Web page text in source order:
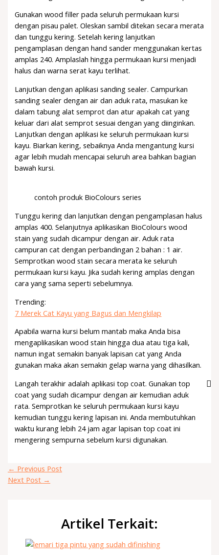
Gunakan wood filler pada seluruh permukaan kursi
dengan pisau palet. Oleskan sambil ditekan secara merata
dan tunggu kering. Setelah kering lanjutkan
pengamplasan dengan hand sander menggunakan kertas
amplas 240. Amplaslah hingga permukaan kursi menjadi
halus dan warna serat kayu terlihat.
Lanjutkan dengan aplikasi sanding sealer. Campurkan
sanding sealer dengan air dan aduk rata, masukan ke
dalam tabung alat semprot dan atur apakah cat yang
keluar dari alat semprot sesuai dengan yang diinginkan.
Lanjutkan dengan aplikasi ke seluruh permukaan kursi
kayu. Biarkan kering, sebaiknya Anda mengantung kursi
agar lebih mudah mencapai seluruh area bahkan bagian
bawah kursi.
contoh produk BioColours series
Tunggu kering dan lanjutkan dengan pengamplasan halus
amplas 400. Selanjutnya aplikasikan BioColours wood
stain yang sudah dicampur dengan air. Aduk rata
campuran cat dengan perbandingan 2 bahan : 1 air.
Semprotkan wood stain secara merata ke seluruh
permukaan kursi kayu. Jika sudah kering amplas dengan
cara yang sama seperti sebelumnya.
Trending:
7 Merek Cat Kayu yang Bagus dan Mengkilap
Apabila warna kursi belum mantab maka Anda bisa
mengaplikasikan wood stain hingga dua atau tiga kali,
namun ingat semakin banyak lapisan cat yang Anda
gunakan maka akan semakin gelap warna yang dihasilkan.
Langah terakhir adalah aplikasi top coat. Gunakan top
coat yang sudah dicampur dengan air kemudian aduk
rata. Semprotkan ke seluruh permukaan kursi kayu
kemudian tunggu kering lapisan ini. Anda membutuhkan
waktu kurang lebih 24 jam agar lapisan top coat ini
mengering sempurna sebelum kursi digunakan.
← Previous Post
Next Post →
Artikel Terkait: